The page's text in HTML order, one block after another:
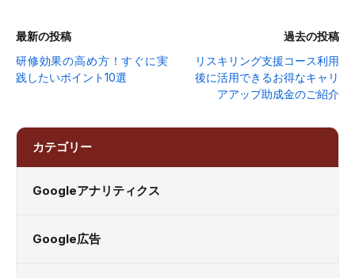
最新の投稿
研修効果の高め方！すぐに実
践したいポイント10選
過去の投稿
リスキリング支援コース利用
後に活用できるお得なキャリ
アアップ助成金のご紹介
カテゴリー
Googleアナリティクス
Google広告